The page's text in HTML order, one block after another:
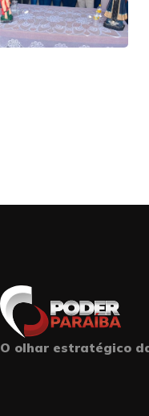
O olhar estratégico